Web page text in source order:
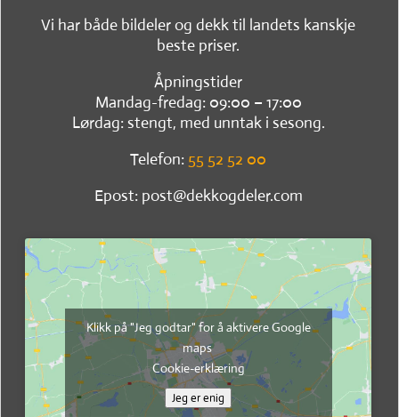
Vi har både bildeler og dekk til landets kanskje
beste priser.
Åpningstider
Mandag-fredag: 09:00 – 17:00
Lørdag: stengt, med unntak i sesong.
Telefon: 55 52 52 00
Epost: post@dekkogdeler.com
Klikk på "Jeg godtar" for å aktivere Google
maps
Cookie-erklæring
Jeg er enig